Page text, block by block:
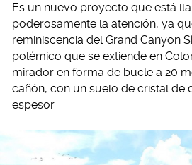
Es un nuevo proyecto que está
poderosamente la atención, ya
reminiscencia del Grand Canyon
polémico que se extiende en
mirador en forma de bucle a 20
cañón, con un suelo de cristal de
espesor.